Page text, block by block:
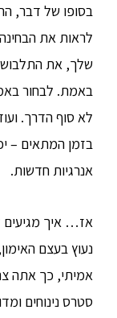
בסופו של דבר,
לראות את
שלך, את
באמת. לבחור
לא סוף הדרך.
בזמן המתאים –
אנרגיות חדשות.
אז… איך מגיעים
נעוץ בעצם
אמיתי, כך אתה
סטרס נינוחים